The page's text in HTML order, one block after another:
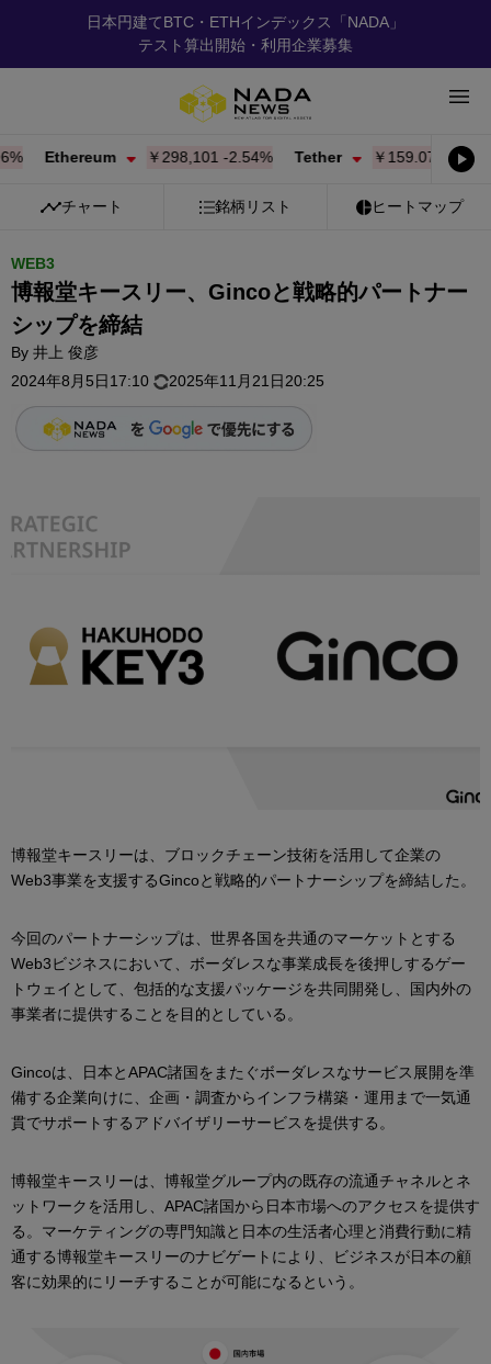
日本円建てBTC・ETHインデックス「NADA」
テスト算出開始・利用企業募集
Ethereum ￥298,101-2.54% Tether ￥159.07-0.02%
チャート 銘柄リスト ヒートマップ
WEB3
博報堂キースリー、Gincoと戦略的パートナー
シップを締結
By 井上 俊彦
2024年8月5日17:10
2025年11月21日20:25
博報堂キースリーは、ブロックチェーン技術を活用して企業の
Web3事業を支援するGincoと戦略的パートナーシップを締結した。
今回のパートナーシップは、世界各国を共通のマーケットとする
Web3ビジネスにおいて、ボーダレスな事業成長を後押しするゲー
トウェイとして、包括的な支援パッケージを共同開発し、国内外の
事業者に提供することを目的としている。
Gincoは、日本とAPAC諸国をまたぐボーダレスなサービス展開を準
備する企業向けに、企画・調査からインフラ構築・運用まで一気通
貫でサポートするアドバイザリーサービスを提供する。
博報堂キースリーは、博報堂グループ内の既存の流通チャネルとネ
ットワークを活用し、APAC諸国から日本市場へのアクセスを提供す
る。マーケティングの専門知識と日本の生活者心理と消費行動に精
通する博報堂キースリーのナビゲートにより、ビジネスが日本の顧
客に効果的にリーチすることが可能になるという。